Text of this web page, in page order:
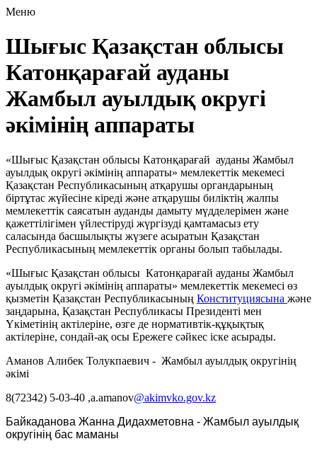
Меню
Шығыс Қазақстан облысы
Катонқарағай ауданы
Жамбыл ауылдық округі
әкімінің аппараты
«Шығыс Қазақстан облысы Катонқарағай ауданы Жамбыл
ауылдық округі әкімінің аппараты» мемлекеттік мекемесі
Қазақстан Республикасының атқарушы органдарының
біртұтас жүйесіне кіреді және атқарушы биліктің жалпы
мемлекеттік саясатын ауданды дамыту мүдделерімен және
қажеттілігімен үйлестіруді жүргізуді қамтамасыз ету
саласында басшылықты жүзеге асыратын Қазақстан
Республикасының мемлекеттік органы болып табылады.
«Шығыс Қазақстан облысы Катонқарағай ауданы Жамбыл
ауылдық округі әкімінің аппараты» мемлекеттік мекемесі өз
қызметін Қазақстан Республикасының Конституциясына және
заңдарына, Қазақстан Республикасы Президенті мен
Үкіметінің актілеріне, өзге де нормативтік-құқықтық
актілеріне, сондай-ақ осы Ережеге сәйкес іске асырады.
Аманов Алибек Толукпаевич - Жамбыл ауылдық округінің
әкімі
8(72342) 5-03-40 ,a.amanov@akimvko.gov.kz
Байкаданова Жанна Дидахметовна - Жамбыл ауылдық
округінің бас маманы